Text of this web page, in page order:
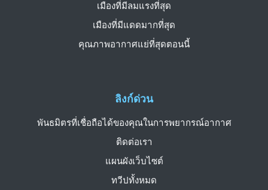
ลิงก์ด่วน
พันธมิตรที่เชื่อถือได้ของคุณในการพยากรณ์อากาศ
ติดต่อเรา
แผนผังเว็บไซต์
ทวีปทั้งหมด
เมืองที่มีลมแรงที่สุด
เมืองที่มีแดดมากที่สุด
คุณภาพอากาศแย่ที่สุดตอนนี้